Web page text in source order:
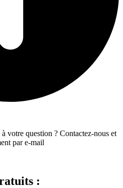
votre question ? Contactez-nous et
par e-mail
: